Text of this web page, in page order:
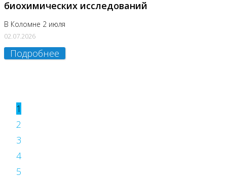
биохимических исследований
В Коломне 2 июля
02.07.2026
Подробнее
1
2
3
4
5